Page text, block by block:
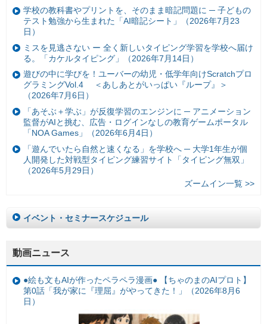
学校の教科書やプリントを、そのまま暗記問題に ─ 子どもの
テスト勉強から生まれた「AI暗記シート」（2026年7月23
日）
ミスを見逃さない ー 全く新しいタイピング学習を学校へ届け
る。「カケルタイピング」（2026年7月14日）
遊びの中に学びを！ユーバーの幼児・低学年向けScratchプロ
グラミングVol.4 ＜あしあとがいっぱい『ループ』＞
（2026年7月6日）
「あそぶ＋学ぶ」が反復学習のエンジンに ─ アニメーション
監督がAIと挑む、広告・ログインなしの教育ゲームポータル
「NOA Games」（2026年6月4日）
「遊んでいたら自然と速くなる」を学校へ ─ 大学1年生が個
人開発した対戦型タイピング練習サイト「タイピング無双」
（2026年5月29日）
ズームイン一覧 >>
イベント・セミナースケジュール
動画ニュース
●絵も文もAIが作ったペラペラ漫画● 【ちゃのまのAIプロト】
第0話「我が家に『理屈』がやってきた！」（2026年8月6
日）